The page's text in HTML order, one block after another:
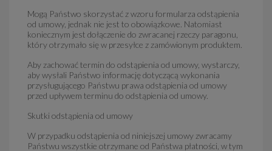
Mogą Państwo skorzystać z wzoru formularza odstąpienia
od umowy, jednak nie jest to obowiązkowe. Natomiast
koniecznym jest dołączenie do zwracanej rzeczy paragonu,
który otrzymało się w przesyłce z zamówionym produktem.
Aby zachować termin do odstąpienia od umowy, wystarczy,
aby wysłali Państwo informację dotyczącą wykonania
przysługującego Państwu prawa odstąpienia od umowy
przed upływem terminu do odstąpienia od umowy.
Skutki odstąpienia od umowy
W przypadku odstąpienia od niniejszej umowy zwracamy
Państwu wszystkie otrzymane od Państwa płatności, w tym